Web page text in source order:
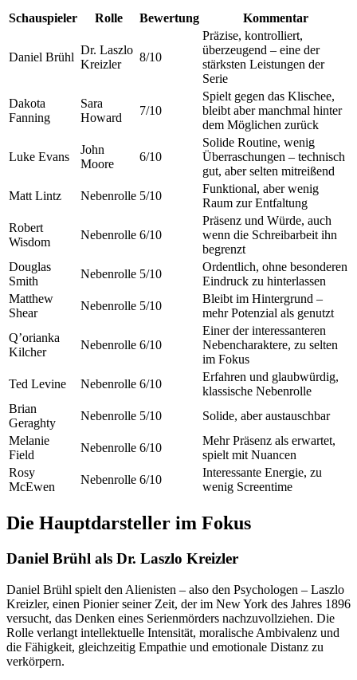
Schauspieler Rolle Bewertung Kommentar
Daniel Brühl
Dr. Laszlo
Kreizler
8/10
Präzise, kontrolliert,
überzeugend – eine der
stärksten Leistungen der
Serie
Dakota
Fanning
Sara
Howard
7/10
Spielt gegen das Klischee,
bleibt aber manchmal hinter
dem Möglichen zurück
Luke Evans
John
Moore
6/10
Solide Routine, wenig
Überraschungen – technisch
gut, aber selten mitreißend
Matt Lintz
Nebenrolle 5/10
Funktional, aber wenig
Raum zur Entfaltung
Robert
Wisdom
Nebenrolle 6/10
Präsenz und Würde, auch
wenn die Schreibarbeit ihn
begrenzt
Douglas
Smith
Nebenrolle 5/10
Ordentlich, ohne besonderen
Eindruck zu hinterlassen
Matthew
Shear
Nebenrolle 5/10
Bleibt im Hintergrund –
mehr Potenzial als genutzt
Q’orianka
Kilcher
Nebenrolle 6/10
Einer der interessanteren
Nebencharaktere, zu selten
im Fokus
Ted Levine
Nebenrolle 6/10
Erfahren und glaubwürdig,
klassische Nebenrolle
Brian
Geraghty
Nebenrolle 5/10
Solide, aber austauschbar
Melanie
Field
Nebenrolle 6/10
Mehr Präsenz als erwartet,
spielt mit Nuancen
Rosy
McEwen
Nebenrolle 6/10
Interessante Energie, zu
wenig Screentime
Die Hauptdarsteller im Fokus
Daniel Brühl als Dr. Laszlo Kreizler
Daniel Brühl spielt den Alienisten – also den Psychologen – Laszlo
Kreizler, einen Pionier seiner Zeit, der im New York des Jahres 1896
versucht, das Denken eines Serienmörders nachzuvollziehen. Die
Rolle verlangt intellektuelle Intensität, moralische Ambivalenz und
die Fähigkeit, gleichzeitig Empathie und emotionale Distanz zu
verkörpern.